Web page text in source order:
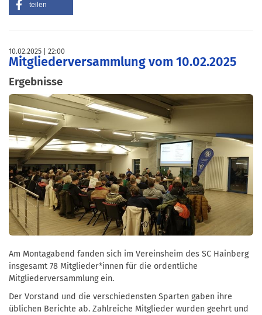
teilen
10.02.2025 22:00
Mitgliederversammlung vom 10.02.2025
Ergebnisse
Am Montagabend fanden sich im Vereinsheim des SC Hainberg
insgesamt 78 Mitglieder*innen für die ordentliche
Mitgliederversammlung ein.
Der Vorstand und die verschiedensten Sparten gaben ihre
üblichen Berichte ab. Zahlreiche Mitglieder wurden geehrt und